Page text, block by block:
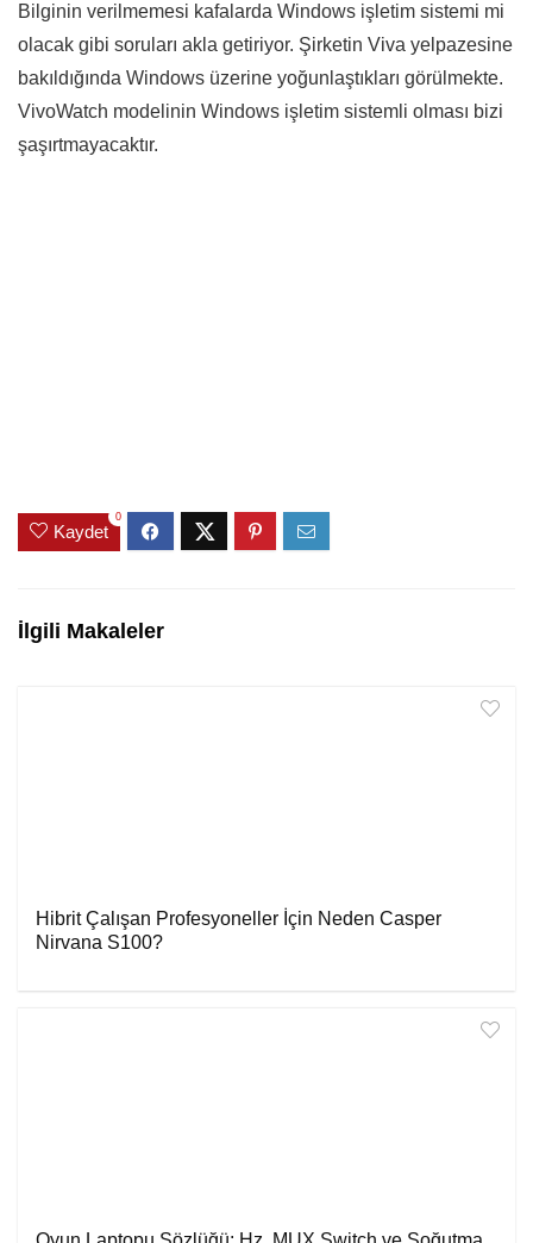
Bilginin verilmemesi kafalarda Windows işletim sistemi mi
olacak gibi soruları akla getiriyor. Şirketin Viva yelpazesine
bakıldığında Windows üzerine yoğunlaştıkları görülmekte.
VivoWatch modelinin Windows işletim sistemli olması bizi
şaşırtmayacaktır.
Kaydet
0
İlgili Makaleler
Hibrit Çalışan Profesyoneller İçin Neden Casper
Nirvana S100?